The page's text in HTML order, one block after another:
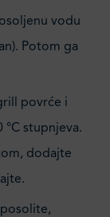
vodu
Potom ga
povrće i
stupnjeva.
dodajte